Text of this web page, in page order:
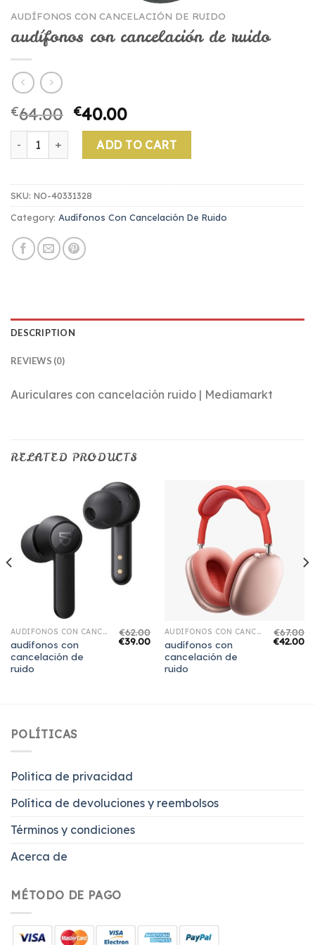
AUDÍFONOS CON CANCELACIÓN DE RUIDO
audífonos con cancelación de ruido
€64.00 €40.00
audífonos con cancelación de ruido quantity
ADD TO CART
SKU: NO-40331328
Category: Audífonos Con Cancelación De Ruido
DESCRIPTION
REVIEWS (0)
Auriculares con cancelación ruido | Mediamarkt
RELATED PRODUCTS
AUDÍFONOS CON CANCELACIÓN DE RUIDO
audífonos con
cancelación de
ruido
€62.00
€39.00
AUDÍFONOS CON CANCELACIÓN DE RUIDO
audífonos con
cancelación de
ruido
€67.00
€42.00
POLÍTICAS
Politica de privacidad
Política de devoluciones y reembolsos
Términos y condiciones
Acerca de
MÉTODO DE PAGO